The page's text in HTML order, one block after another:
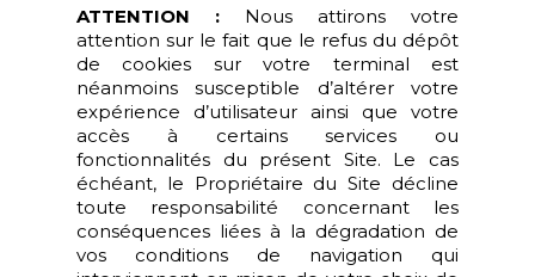
ATTENTION : Nous attirons votre
attention sur le fait que le refus du dépôt
de cookies sur votre terminal est
néanmoins susceptible d’altérer votre
expérience d’utilisateur ainsi que votre
accès à certains services ou
fonctionnalités du présent Site. Le cas
échéant, le Propriétaire du Site décline
toute responsabilité concernant les
conséquences liées à la dégradation de
vos conditions de navigation qui